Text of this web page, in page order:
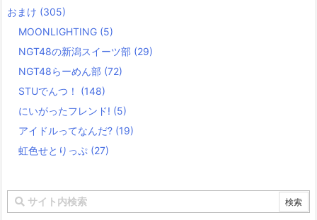
おまけ (305)
MOONLIGHTING (5)
NGT48の新潟スイーツ部 (29)
NGT48らーめん部 (72)
STUでんつ！ (148)
にいがったフレンド! (5)
アイドルってなんだ? (19)
虹色せとりっぷ (27)